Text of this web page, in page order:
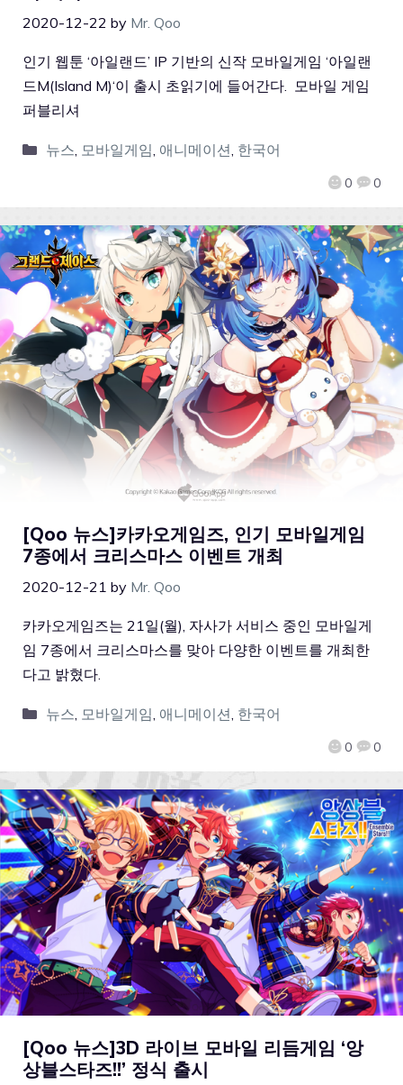
2020-12-22 by Mr. Qoo
0 0
인기 웹툰 ‘아일랜드’ IP 기반의 신작 모바일게임 ‘아일랜
드M(Island M)‘이 출시 초읽기에 들어간다. 모바일 게임
퍼블리셔
뉴스 모바일게임 애니메이션 한국어
[Qoo 뉴스]카카오게임즈, 인기 모바일게임
7종에서 크리스마스 이벤트 개최
2020-12-21 by Mr. Qoo
0 0
카카오게임즈는 21일(월), 자사가 서비스 중인 모바일게
임 7종에서 크리스마스를 맞아 다양한 이벤트를 개최한
다고 밝혔다.
뉴스 모바일게임 애니메이션 한국어
[Qoo 뉴스]3D 라이브 모바일 리듬게임 ‘앙
상블스타즈!!’ 정식 출시